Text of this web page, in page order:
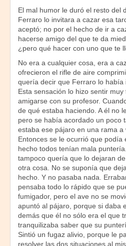
El mal humor le duró el resto del
Ferraro lo invitara a cazar esa
aceptó; no por el hecho de ir a
hacerse amigo del que te da
¿pero qué hacer con uno que te
No era a cualquier cosa, era a
ofrecieron el rifle de aire
quería decir que Ferraro lo había
Esta sensación lo hizo sentir
amigarse con su profesor.
de qué estaba haciendo. A él no
pero se había acordado un poco
estaba ese pájaro en una rama a
Entonces se le ocurrió que
hecho todos tenían mala
tampoco quería que lo dejaran
otra cosa. No se suponía que
hecho. Y no pasaba nada.
pensaba todo lo rápido que se
fumigador, pero el ave no se
apuntó al pájaro, porque si daba
demás que él no sólo era el que
tranquilizaba saber que su
Sintió un fugaz alivio, porque le
resolver las dos situaciones al